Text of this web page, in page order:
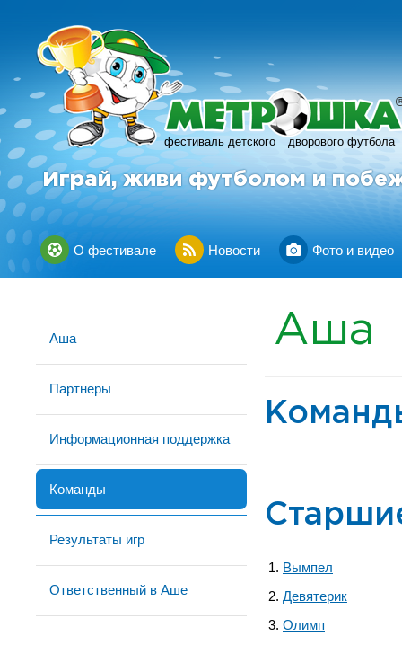
фестиваль детского дворового футбола
R
Играй, живи футболом и
О фестивале Новости Фото и видео
Аша
Партнеры
Информационная поддержка
Команды
Результаты игр
Ответственный в Аше
Аша
Вымпел
Девятерик
Олимп